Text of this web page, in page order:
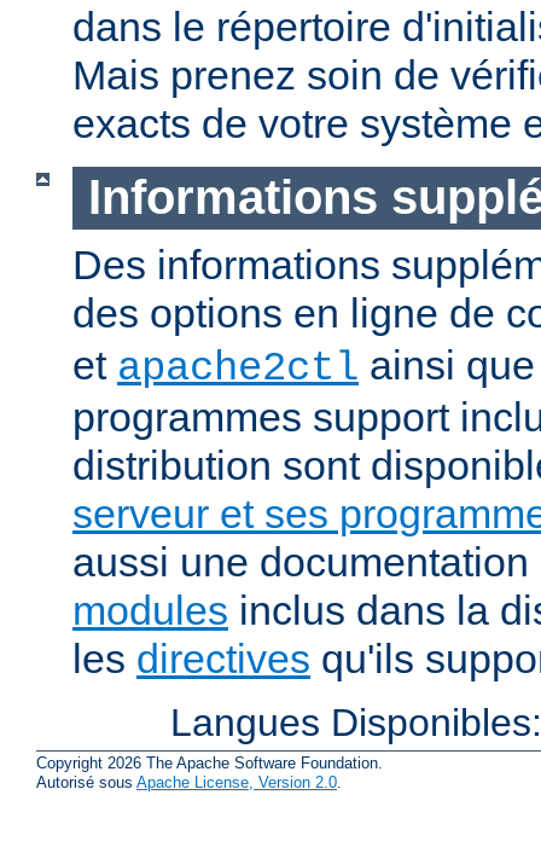
dans le répertoire
Mais prenez soin de
exacts de votre système
Informations
Des informations
des options en ligne de
et apache2ctl ainsi
programmes support
distribution sont
serveur et ses
aussi une
modules inclus dans la
les directives qu'ils
Langues
Copyright 2026 The Apache Software Foundation.
Autorisé sous Apache License, Version 2.0.